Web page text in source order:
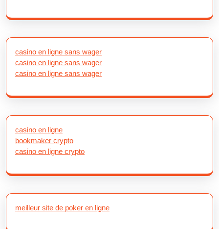
casino en ligne sans wager
casino en ligne sans wager
casino en ligne sans wager
casino en ligne
bookmaker crypto
casino en ligne crypto
meilleur site de poker en ligne